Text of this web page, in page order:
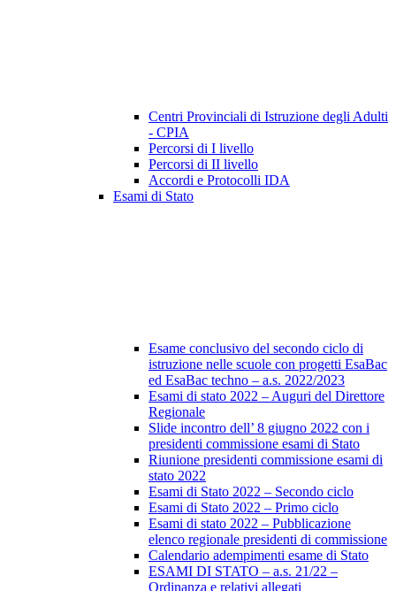
Centri Provinciali di Istruzione degli Adulti
- CPIA
Percorsi di I livello
Percorsi di II livello
Accordi e Protocolli IDA
Esami di Stato
Esame conclusivo del secondo ciclo di
istruzione nelle scuole con progetti EsaBac
ed EsaBac techno – a.s. 2022/2023
Esami di stato 2022 – Auguri del Direttore
Regionale
Slide incontro dell’ 8 giugno 2022 con i
presidenti commissione esami di Stato
Riunione presidenti commissione esami di
stato 2022
Esami di Stato 2022 – Secondo ciclo
Esami di Stato 2022 – Primo ciclo
Esami di stato 2022 – Pubblicazione
elenco regionale presidenti di commissione
Calendario adempimenti esame di Stato
ESAMI DI STATO – a.s. 21/22 –
Ordinanza e relativi allegati